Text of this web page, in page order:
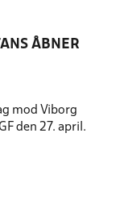
ÅBNER
mod Viborg
den 27. april.